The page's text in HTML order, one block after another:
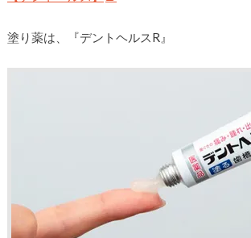
塗り薬は、『デントヘルスR』